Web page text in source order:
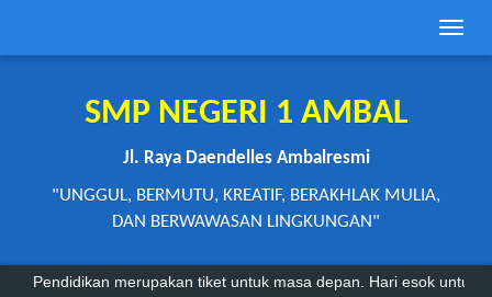
Toggle
SMP NEGERI 1 AMBAL
Jl. Raya Daendelles Ambalresmi
"UNGGUL, BERMUTU, KREATIF, BERAKHLAK MULIA,
DAN BERWAWASAN LINGKUNGAN"
Pendidikan merupakan tiket untuk masa depan. Hari esok